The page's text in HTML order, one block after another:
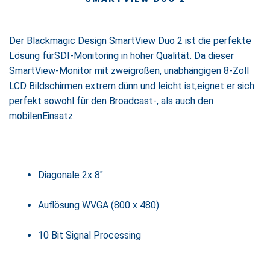
Der Blackmagic Design SmartView Duo 2 ist die perfekte
Lösung fürSDI-Monitoring in hoher Qualität. Da dieser
SmartView-Monitor mit zweigroßen, unabhängigen 8-Zoll
LCD Bildschirmen extrem dünn und leicht ist,eignet er sich
perfekt sowohl für den Broadcast-, als auch den
mobilenEinsatz.
Diagonale 2x 8"
Auflösung WVGA (800 x 480)
10 Bit Signal Processing